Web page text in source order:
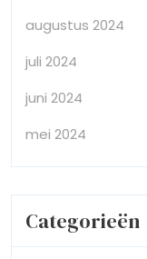
augustus 2024
juli 2024
juni 2024
mei 2024
Categorieën